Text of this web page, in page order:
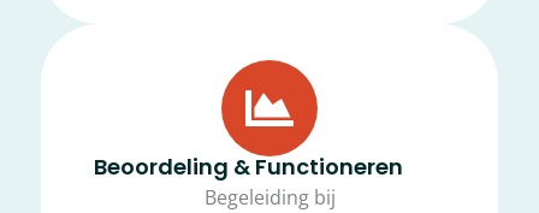
Beoordeling & Functioneren
Begeleiding bij